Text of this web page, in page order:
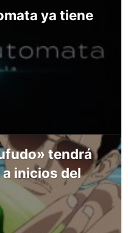
ya tiene
tendrá
inicios del